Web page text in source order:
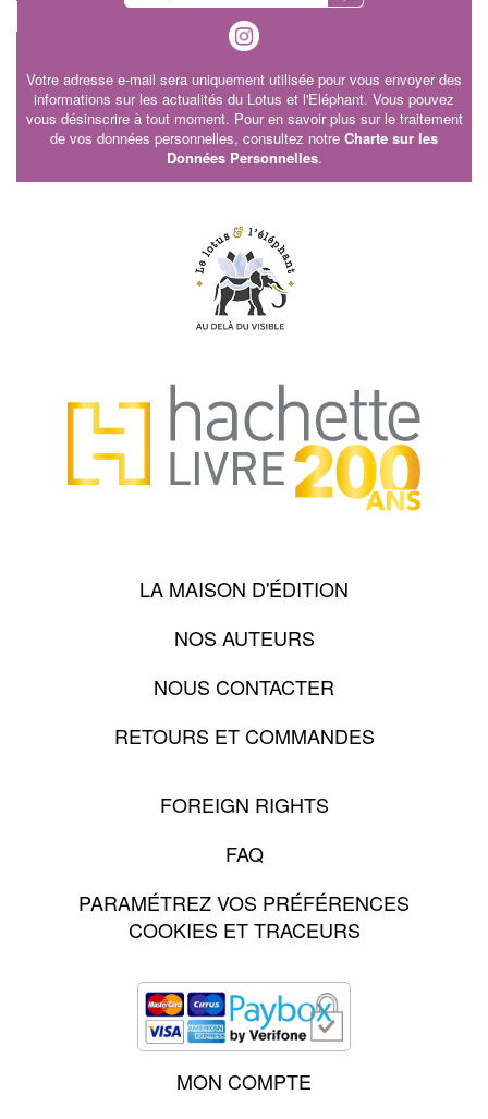
Votre adresse e-mail sera uniquement utilisée pour vous envoyer des
informations sur les actualités du Lotus et l'Eléphant. Vous pouvez
vous désinscrire à tout moment. Pour en savoir plus sur le traitement
de vos données personnelles, consultez notre Charte sur les
Données Personnelles.
LA MAISON D'ÉDITION
NOS AUTEURS
NOUS CONTACTER
RETOURS ET COMMANDES
FOREIGN RIGHTS
FAQ
PARAMÉTREZ VOS PRÉFÉRENCES
COOKIES ET TRACEURS
MON COMPTE